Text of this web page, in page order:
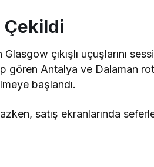
Çekildi
çıkışlı uçuşlarını
gören Antalya ve Dalaman
başlandı.
satış ekranlarında